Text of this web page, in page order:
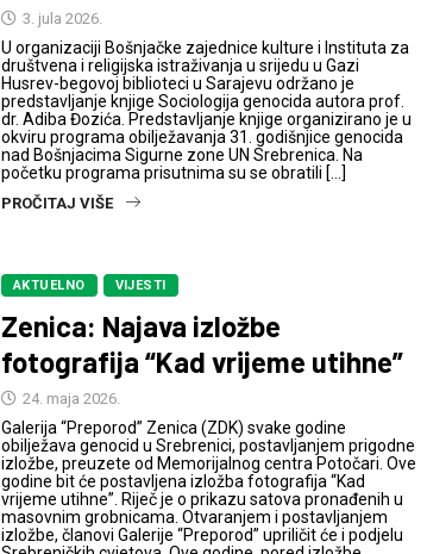
3. jula 2026.
U organizaciji Bošnjačke zajednice kulture i Instituta za
društvena i religijska istraživanja u srijedu u Gazi
Husrev-begovoj biblioteci u Sarajevu održano je
predstavljanje knjige Sociologija genocida autora prof.
dr. Adiba Đozića. Predstavljanje knjige organizirano je u
okviru programa obilježavanja 31. godišnjice genocida
nad Bošnjacima Sigurne zone UN Srebrenica. Na
početku programa prisutnima su se obratili […]
PROČITAJ VIŠE
AKTUELNO VIJESTI
Zenica: Najava izložbe
fotografija “Kad vrijeme utihne”
24. maja 2026.
Galerija “Preporod” Zenica (ZDK) svake godine
obilježava genocid u Srebrenici, postavljanjem prigodne
izložbe, preuzete od Memorijalnog centra Potočari. Ove
godine bit će postavljena izložba fotografija “Kad
vrijeme utihne”. Riječ je o prikazu satova pronađenih u
masovnim grobnicama. Otvaranjem i postavljanjem
izložbe, članovi Galerije “Preporod” upriličit će i podjelu